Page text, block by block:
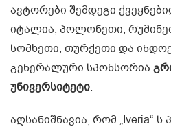
ავტორები შემდეგი
იტალია, პოლონეთი,
სომხეთი, თურქეთი და
გენერალური სპონსორია
უნივერსიტეტი.
აღსანიშნავია, რომ „Iveria“-